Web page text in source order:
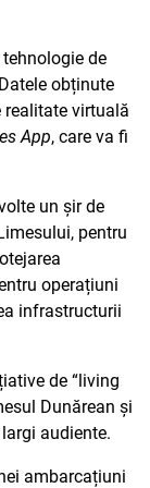
de
obținute
realitate virtuală
App, care va fi
un șir de
pentru
operațiuni
infrastructurii
de “living
Dunărean și
audiente.
ambarcațiuni